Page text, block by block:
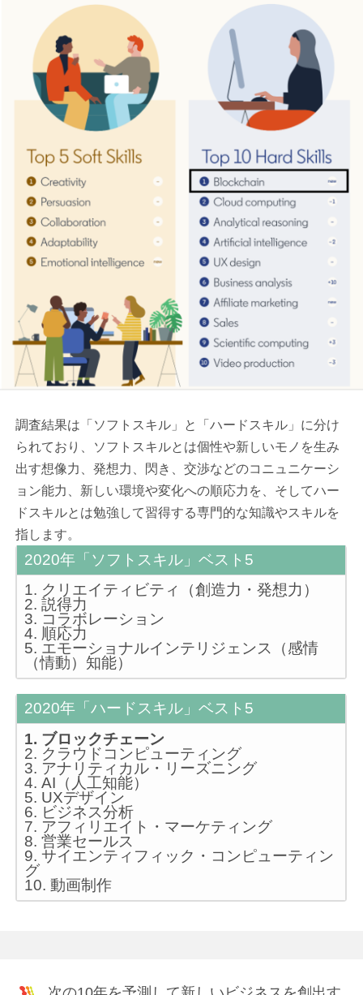
調査結果は「ソフトスキル」と「ハードスキル」に分け
られており、ソフトスキルとは個性や新しいモノを生み
出す想像力、発想力、閃き、交渉などのコニュニケーシ
ョン能力、新しい環境や変化への順応力を、そしてハー
ドスキルとは勉強して習得する専門的な知識やスキルを
指します。
2020年「ソフトスキル」ベスト5
1. クリエイティビティ（創造力・発想力）
2. 説得力
3. コラボレーション
4. 順応力
5. エモーショナルインテリジェンス（感情
（情動）知能）
2020年「ハードスキル」ベスト5
1. ブロックチェーン
2. クラウドコンピューティング
3. アナリティカル・リーズニング
4. AI（人工知能）
5. UXデザイン
6. ビジネス分析
7. アフィリエイト・マーケティング
8. 営業セールス
9. サイエンティフィック・コンピューティン
グ
10. 動画制作